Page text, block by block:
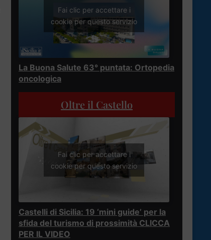
Fai clic per accettare i
cookie per questo servizio
La Buona Salute 63° puntata: Ortopedia
oncologica
Oltre il Castello
Fai clic per accettare i
cookie per questo servizio
Castelli di Sicilia: 19 ‘mini guide’ per la
sfida del turismo di prossimità CLICCA
PER IL VIDEO